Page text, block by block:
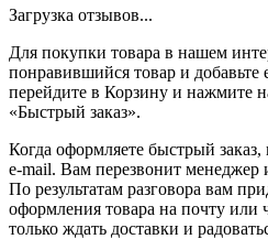
Загрузка отзывов...
Для покупки товара в нашем
понравившийся товар и добавьте
перейдите в Корзину и нажмите
«Быстрый заказ».
Когда оформляете быстрый
e-mail. Вам перезвонит менеджер
По результатам разговора вам
оформления товара на почту или
только ждать доставки и